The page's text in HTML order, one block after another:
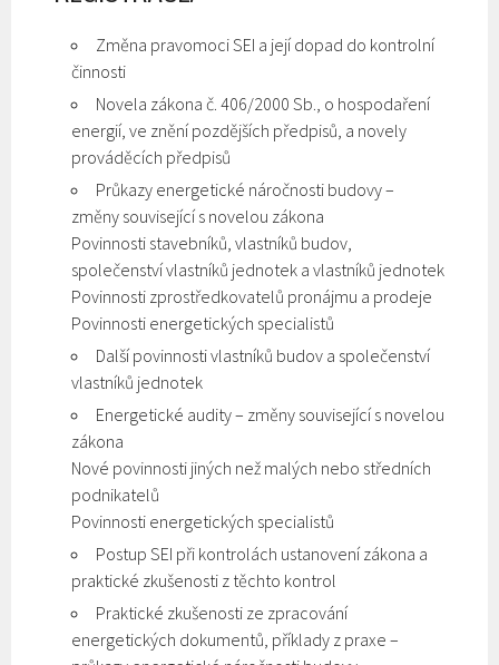
Změna pravomoci SEI a její dopad do kontrolní
činnosti
Novela zákona č. 406/2000 Sb., o hospodaření
energií, ve znění pozdějších předpisů, a novely
prováděcích předpisů
Průkazy energetické náročnosti budovy –
změny související s novelou zákona
Povinnosti stavebníků, vlastníků budov,
společenství vlastníků jednotek a vlastníků jednotek
Povinnosti zprostředkovatelů pronájmu a prodeje
Povinnosti energetických specialistů
Další povinnosti vlastníků budov a společenství
vlastníků jednotek
Energetické audity – změny související s novelou
zákona
Nové povinnosti jiných než malých nebo středních
podnikatelů
Povinnosti energetických specialistů
Postup SEI při kontrolách ustanovení zákona a
praktické zkušenosti z těchto kontrol
Praktické zkušenosti ze zpracování
energetických dokumentů, příklady z praxe –